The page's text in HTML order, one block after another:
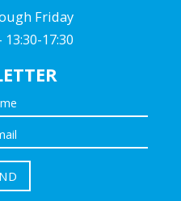
Friday
13:30-17:30